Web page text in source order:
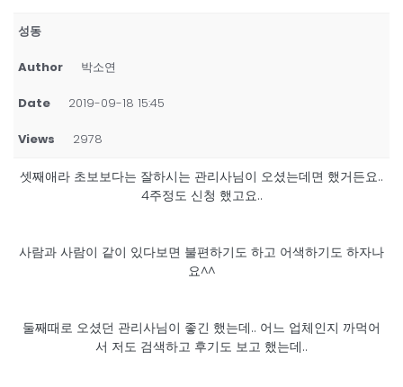
성동
Author 박소연
Date 2019-09-18 15:45
Views 2978
셋째애라 초보보다는 잘하시는 관리사님이 오셨는데면 했거든요..
4주정도 신청 했고요..
사람과 사람이 같이 있다보면 불편하기도 하고 어색하기도 하자나
요^^
둘째때로 오셨던 관리사님이 좋긴 했는데.. 어느 업체인지 까먹어
서 저도 검색하고 후기도 보고 했는데..